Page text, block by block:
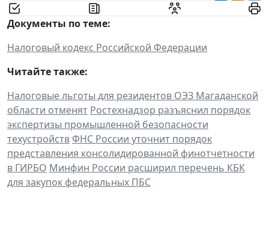
Документы по теме:
Налоговый кодекс Российской Федерации
Читайте также:
Налоговые льготы для резидентов ОЭЗ Магаданской
области отменят Ростехнадзор разъяснил порядок
экспертизы промышленной безопасности
техустройствФНС России уточнит порядок
представления консолидированной финотчетности
в ГИРБО Минфин России расширил перечень КБК
для закупок федеральных ПБС